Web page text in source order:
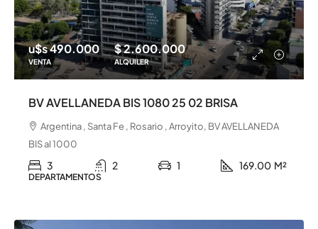
u$s 490.000
VENTA
$ 2.600.000
ALQUILER
BV AVELLANEDA BIS 1080 25 02 BRISA
Argentina , Santa Fe , Rosario , Arroyito, BV AVELLANEDA
BIS al 1000
3 2 1 169.00 M²
DEPARTAMENTOS